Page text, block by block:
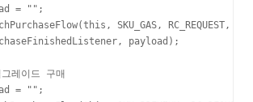
= "";
SKU_GAS, RC_REQUEST,
payload);
레이드 구매
= "";